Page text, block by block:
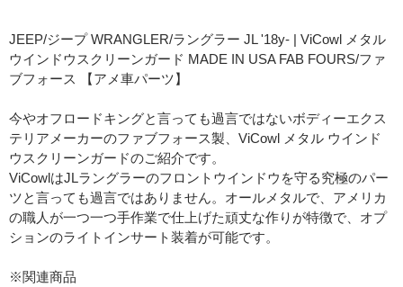
JEEP/ジープ WRANGLER/ラングラー JL '18y- | ViCowl メタル
ウインドウスクリーンガード MADE IN USA FAB FOURS/ファ
ブフォース 【アメ車パーツ】
今やオフロードキングと言っても過言ではないボディーエクス
テリアメーカーのファブフォース製、ViCowl メタル ウインド
ウスクリーンガードのご紹介です。
ViCowlはJLラングラーのフロントウインドウを守る究極のパー
ツと言っても過言ではありません。オールメタルで、アメリカ
の職人が一つ一つ手作業で仕上げた頑丈な作りが特徴で、オプ
ションのライトインサート装着が可能です。
※関連商品